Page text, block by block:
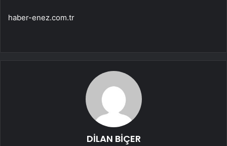
haber-enez.com.tr
DİLAN BİÇER